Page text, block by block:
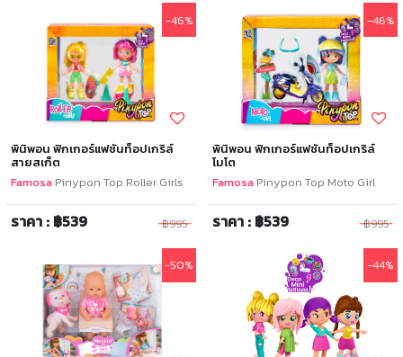
-46%
พินิพอน ฟิกเกอร์แฟชันท็อปเกริล์
สายสเก็ต
Famosa Pinypon Top Roller Girls
ราคา : ฿539 ฿995
-46%
พินิพอน ฟิกเกอร์แฟชันท็อปเกริล์
โมโต
Famosa Pinypon Top Moto Girl
ราคา : ฿539 ฿995
-50% -44%